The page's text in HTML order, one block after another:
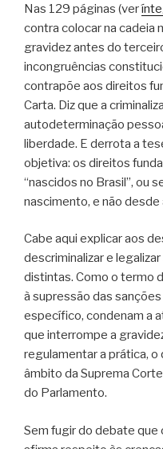
Nas 129 páginas (ver
contra colocar na cadeia
gravidez antes do
incongruências
contrapõe aos direitos
Carta. Diz que a
autodeterminação
liberdade. E derrota a
objetiva: os direitos
“nascidos no Brasil”, ou
nascimento, e não desde
Cabe aqui explicar aos
descriminalizar e
distintas. Como o termo
à supressão das
específico, condenam a
que interrompe a
regulamentar a prática, o
âmbito da Suprema
do Parlamento.
Sem fugir do debate que